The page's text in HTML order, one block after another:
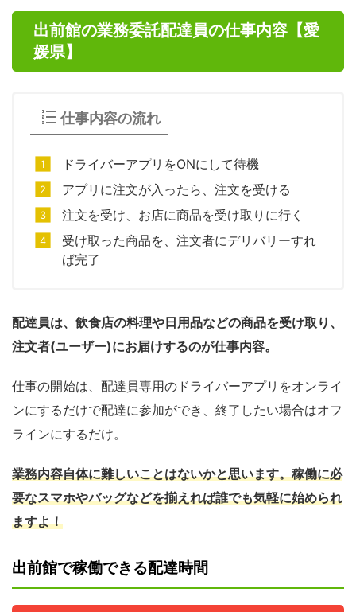
出前館の業務委託配達員の仕事内容【愛
媛県】
仕事内容の流れ
ドライバーアプリをONにして待機
アプリに注文が入ったら、注文を受ける
注文を受け、お店に商品を受け取りに行く
受け取った商品を、注文者にデリバリーすれ
ば完了
配達員は、飲食店の料理や日用品などの商品を受け取り、
注文者(ユーザー)にお届けするのが仕事内容。
仕事の開始は、配達員専用のドライバーアプリをオンライ
ンにするだけで配達に参加ができ、終了したい場合はオフ
ラインにするだけ。
業務内容自体に難しいことはないかと思います。稼働に必
要なスマホやバッグなどを揃えれば誰でも気軽に始められ
ますよ！
出前館で稼働できる配達時間